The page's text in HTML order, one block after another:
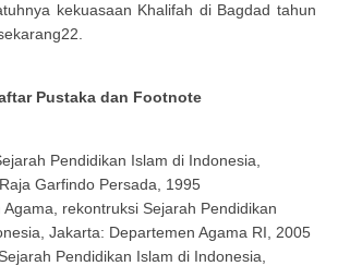
kekuasaan Khalifah di Bagdad tahun
Pustaka dan Footnote
Pendidikan Islam di Indonesia,
Garfindo Persada, 1995
Agama, rekontruksi Sejarah Pendidikan
Jakarta: Departemen Agama RI, 2005
Pendidikan Islam di Indonesia,